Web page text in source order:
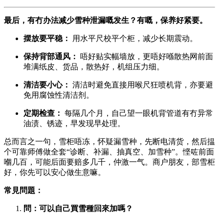
最后，有冇办法减少雪种泄漏嘅发生？有嘅，保养好紧要。
摆放要平稳： ​ 用水平尺校平个柜，减少长期震动。
保持背部通风：
​ 唔好贴实幅墙放，更唔好喺散热网前面
堆满纸皮、货品，散热好，机组压力细。
清洁要小心： ​ 清洁时避免直接用喉尺狂喷机背，亦要避
免用腐蚀性清洁剂。
定期检查： ​ 每隔几个月，自己望一眼机背管道有冇异常
油渍、锈迹，早发现早处理。
总而言之一句，雪柜唔冻，怀疑漏雪种，先断电清货，然后揾
个可靠师傅做全套“诊断、补漏、抽真空、加雪种”。悭咗前面
嗰几百，可能后面要赔多几千，仲激一气。商户朋友，部雪柜
好，你先可以安心做生意嘛。
常見問題：
問：可以自己買雪種回來加嗎？